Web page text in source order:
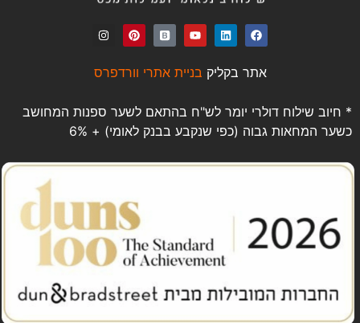
אתר בקליק בניית אתרי וורדפרס
* חיוב שילוח דולרי יומר לש"ח בהתאם לשער ספנות המחושב
כשער המחאות גבוה (כפי שנקבע בבנק לאומי) + 6%